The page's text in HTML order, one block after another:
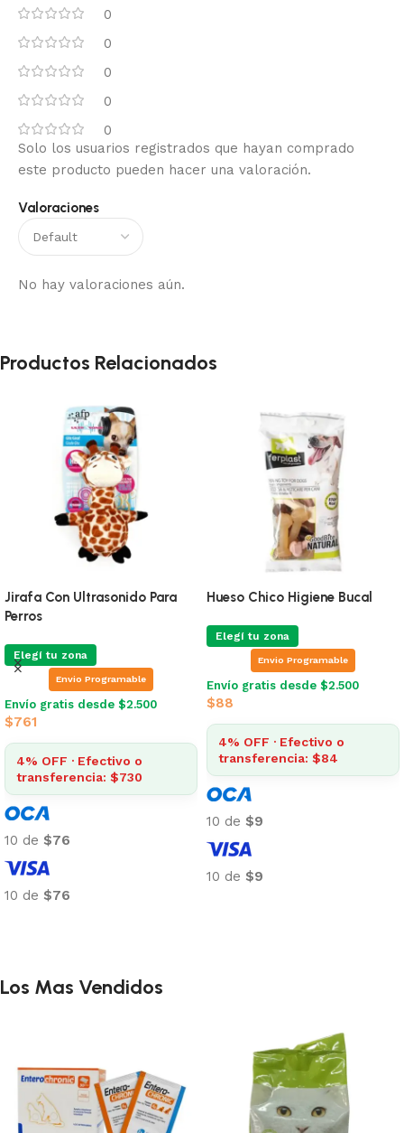
0
0
0
0
0
Valoraciones
No hay valoraciones aún.
Solo los usuarios registrados que hayan comprado
este producto pueden hacer una valoración.
Productos Relacionados
Jirafa Con Ultrasonido Para
Perros
Elegí tu zona
Envio Programable
Envío gratis desde $2.500
$761
4% OFF · Efectivo o
transferencia: $730
10 de $76
10 de $76
Hueso Chico Higiene Bucal
Elegí tu zona
Envio Programable
Envío gratis desde $2.500
$88
4% OFF · Efectivo o
transferencia: $84
10 de $9
10 de $9
Los Mas Vendidos